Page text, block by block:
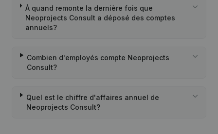
À quand remonte la dernière fois que
Neoprojects Consult a déposé des comptes
annuels?
Combien d'employés compte Neoprojects
Consult?
Quel est le chiffre d'affaires annuel de
Neoprojects Consult?